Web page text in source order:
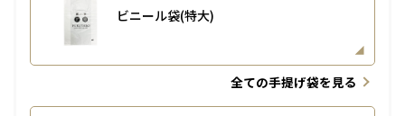
ビニール袋(特大)
全ての手提げ袋を見る